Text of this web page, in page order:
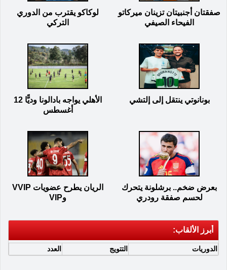
صفقتان أجنبيتان تزينان ميركاتو
الفيحاء الصيفي
لوكاكو يقترب من الدوري
التركي
بونانوتي ينتقل إلى إلتشي
الأهلي يواجه بادالونا وديًّا 12
أغسطس
بعرض ضخم.. برشلونة يتحرك
لحسم صفقة رودري
الريان يطرح عضويات VVIP
وVIP
أبرز الألقاب:
الدوريات التتويج العدد